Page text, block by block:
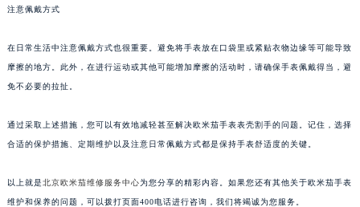
注意佩戴方式
在日常生活中注意佩戴方式也很重要。避免将手表放在口袋里或紧贴衣物边缘等可能导致
摩擦的地方。此外，在进行运动或其他可能增加摩擦的活动时，请确保手表佩戴得当，避
免不必要的拉扯。
通过采取上述措施，您可以有效地减轻甚至解决欧米茄手表表壳割手的问题。记住，选择
合适的保护措施、定期维护以及注意日常佩戴方式都是保持手表舒适度的关键。
以上就是北京欧米茄维修服务中心为您分享的精彩内容。如果您还有其他关于欧米茄手表
维护和保养的问题，可以拨打页面400电话进行咨询，我们将竭诚为您服务。